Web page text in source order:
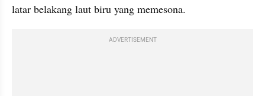
latar belakang laut biru yang memesona.
ADVERTISEMENT